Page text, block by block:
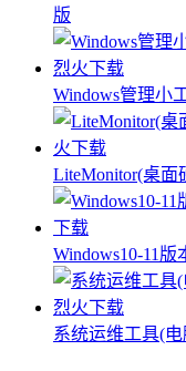
版
Windows管理小
LiteMonitor(桌面
Windows10-11
系统运维工具(